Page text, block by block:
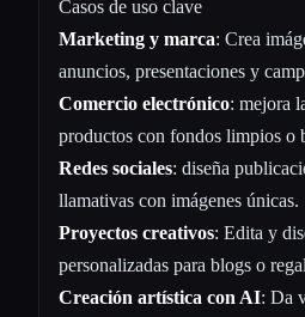
Casos de uso clave
Marketing y marca: Crea
anuncios, presentaciones y
Comercio electrónico: mejora
productos con fondos limpios o
Redes sociales: diseña
llamativas con imágenes únicas.
Proyectos creativos: Edita y
personalizadas para blogs o
Creación artística con AI: Da